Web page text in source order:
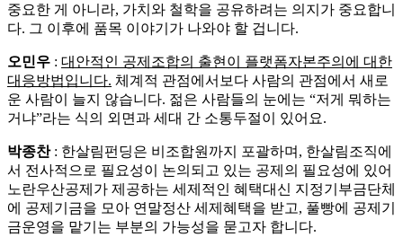
중요한 게 아니라, 가치와 철학을 공유하려는 의지가 중요합니
다. 그 이후에 품목 이야기가 나와야 할 겁니다.
오민우 : 대안적인 공제조합의 출현이 플랫폼자본주의에 대한
대응방법입니다. 체계적 관점에서보다 사람의 관점에서 새로
운 사람이 늘지 않습니다. 젊은 사람들의 눈에는 “저게 뭐하는
거냐”라는 식의 외면과 세대 간 소통두절이 있어요.
박종찬: 한살림펀딩은 비조합원까지 포괄하며, 한살림조직에
서 전사적으로 필요성이 논의되고 있는 공제의 필요성에 있어
노란우산공제가 제공하는 세제적인 혜택대신 지정기부금단체
에 공제기금을 모아 연말정산 세제혜택을 받고, 풀빵에 공제기
금운영을 맡기는 부분의 가능성을 묻고자 합니다.